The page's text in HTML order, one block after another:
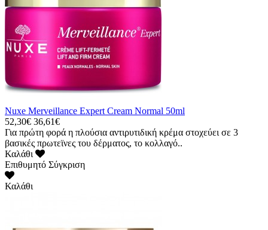
Nuxe Merveillance Expert Cream Normal 50ml
52,30€ 36,61€
Για πρώτη φορά η πλούσια αντιρυτιδική κρέμα στοχεύει σε 3
βασικές πρωτεϊνες του δέρματος, το κολλαγό..
Καλάθι
Επιθυμητό Σύγκριση
Καλάθι